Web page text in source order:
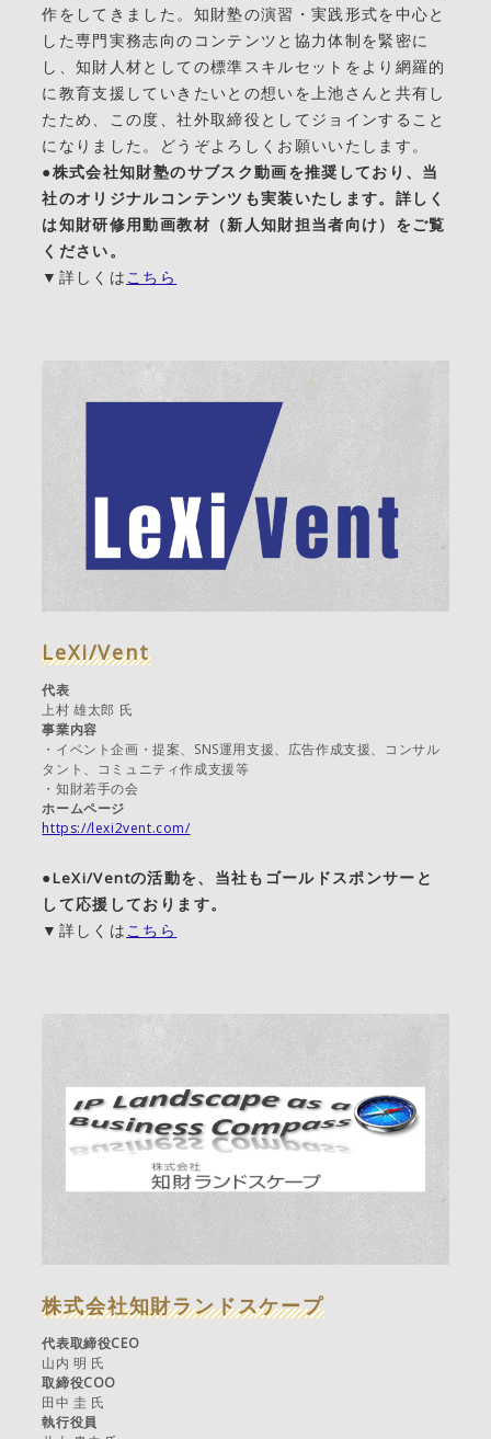
作をしてきました。知財塾の演習・実践形式を中心と
した専門実務志向のコンテンツと協力体制を緊密に
し、知財人材としての標準スキルセットをより網羅的
に教育支援していきたいとの想いを上池さんと共有し
たため、この度、社外取締役としてジョインすること
になりました。どうぞよろしくお願いいたします。
●株式会社知財塾のサブスク動画を推奨しており、当
社のオリジナルコンテンツも実装いたします。詳しく
は知財研修用動画教材（新人知財担当者向け）をご覧
ください。
▼詳しくは こちら
LeXi/Vent
代表
上村 雄太郎 氏
事業内容
・イベント企画・提案、SNS運用支援、広告作成支援、コンサル
タント、コミュニティ作成支援等
・知財若手の会
ホームページ
https://lexi2vent.com/
●LeXi/Ventの活動を、当社もゴールドスポンサーと
して応援しております。
▼詳しくはこちら
株式会社知財ランドスケープ
代表取締役CEO
山内 明 氏
取締役COO
田中 圭 氏
執行役員